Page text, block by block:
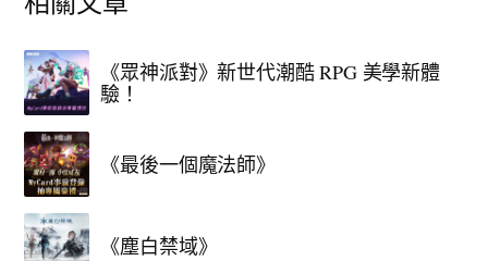
《眾神派對》新世代潮酷 RPG 美學新體
驗！
《最後一個魔法師》
《塵白禁域》